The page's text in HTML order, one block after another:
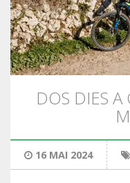
SERVICE
ENVOYER UNE
DOS DIES A
16 MAI 2024